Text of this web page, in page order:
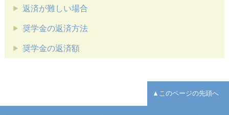
返済が難しい場合
奨学金の返済方法
奨学金の返済額
▲このページの先頭へ